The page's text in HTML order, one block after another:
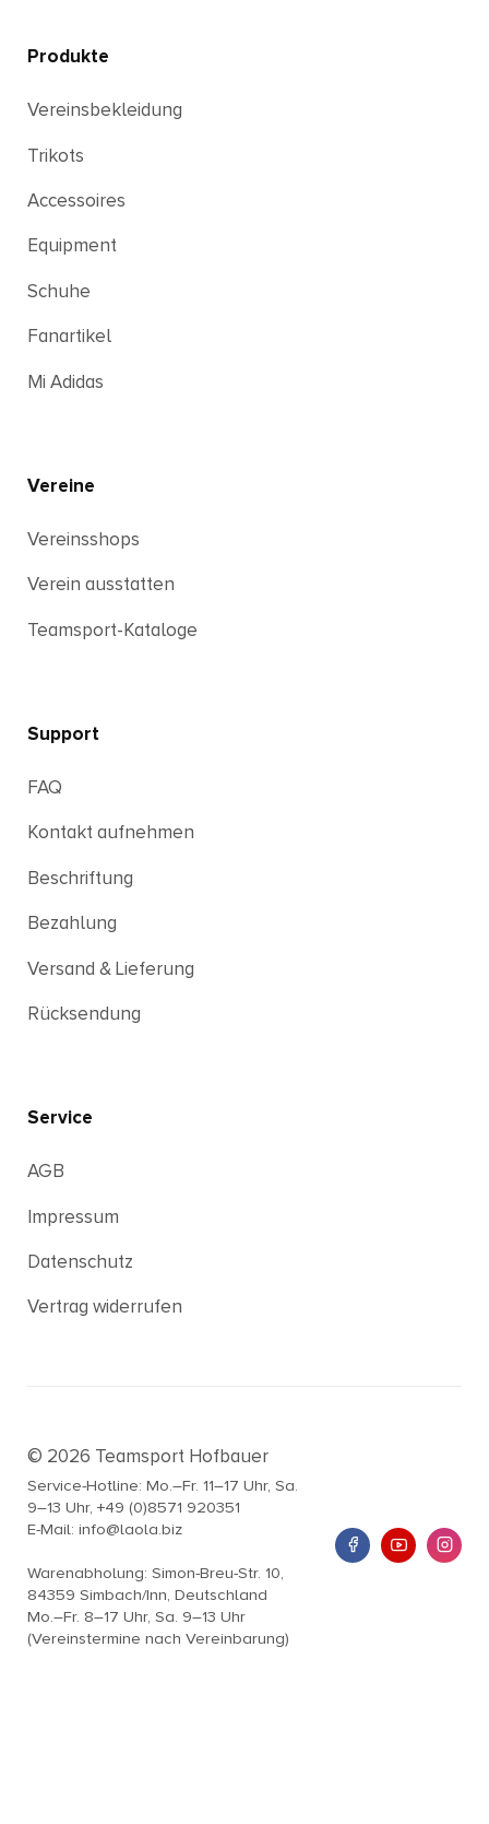
Produkte
Vereinsbekleidung
Trikots
Accessoires
Equipment
Schuhe
Fanartikel
Mi Adidas
Vereine
Vereinsshops
Verein ausstatten
Teamsport-Kataloge
Support
FAQ
Kontakt aufnehmen
Beschriftung
Bezahlung
Versand & Lieferung
Rücksendung
Service
AGB
Impressum
Datenschutz
Vertrag widerrufen
© 2026 Teamsport Hofbauer
Service-Hotline: Mo.–Fr. 11–17 Uhr, Sa.
9–13 Uhr, +49 (0)8571 920351
E-Mail: info@laola.biz
Warenabholung: Simon-Breu-Str. 10,
84359 Simbach/Inn, Deutschland
Mo.–Fr. 8–17 Uhr, Sa. 9–13 Uhr
(Vereinstermine nach Vereinbarung)